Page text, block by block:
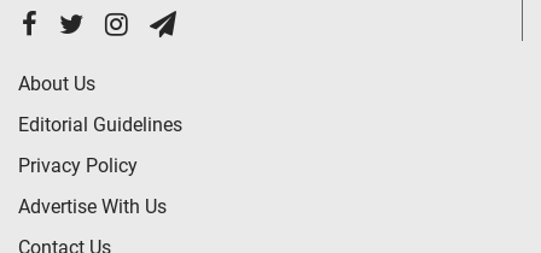
About Us
Editorial Guidelines
Privacy Policy
Advertise With Us
Contact Us